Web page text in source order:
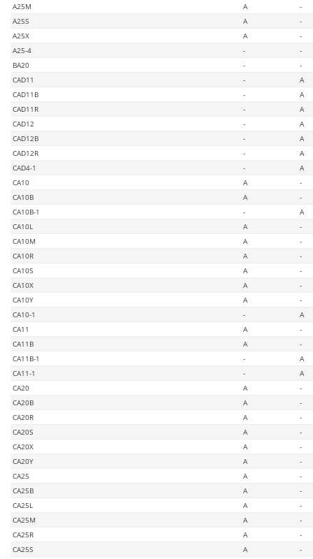
A25M
A
-
A25S
A
-
A25X
A
-
A25-4
-
-
BA20
-
-
CAD11
-
A
CAD11B
-
A
CAD11R
-
A
CAD12
-
A
CAD12B
-
A
CAD12R
-
A
CAD4-1
-
A
CA10
A
-
CA10B
A
-
CA10B-1
-
A
CA10L
A
-
CA10M
A
-
CA10R
A
-
CA10S
A
-
CA10X
A
-
CA10Y
A
-
CA10-1
-
A
CA11
A
-
CA11B
A
-
CA11B-1
-
A
CA11-1
-
A
CA20
A
-
CA20B
A
-
CA20R
A
-
CA20S
A
-
CA20X
A
-
CA20Y
A
-
CA25
A
-
CA25B
A
-
CA25L
A
-
CA25M
A
-
CA25R
A
-
CA25S
A
-